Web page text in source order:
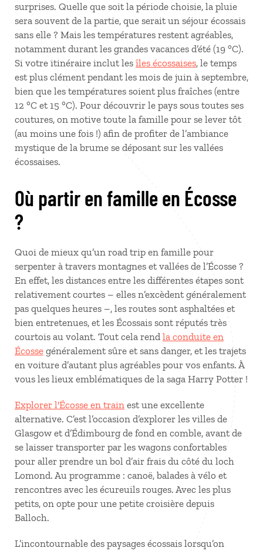
surprises. Quelle que soit la période choisie, la pluie
sera souvent de la partie, que serait un séjour écossais
sans elle ? Mais les températures restent agréables,
notamment durant les grandes vacances d’été (19 °C).
Si votre itinéraire inclut les îles écossaises, le temps
est plus clément pendant les mois de juin à septembre,
bien que les températures soient plus fraîches (entre
12 °C et 15 °C). Pour découvrir le pays sous toutes ses
coutures, on motive toute la famille pour se lever tôt
(au moins une fois !) afin de profiter de l’ambiance
mystique de la brume se déposant sur les vallées
écossaises.
Où partir en famille en Écosse
?
Quoi de mieux qu’un road trip en famille pour
serpenter à travers montagnes et vallées de l’Écosse ?
En effet, les distances entre les différentes étapes sont
relativement courtes – elles n’excèdent généralement
pas quelques heures –, les routes sont asphaltées et
bien entretenues, et les Écossais sont réputés très
courtois au volant. Tout cela rend la conduite en
Écosse généralement sûre et sans danger, et les trajets
en voiture d’autant plus agréables pour vos enfants. À
vous les lieux emblématiques de la saga Harry Potter !
Explorer l'Écosse en train est une excellente
alternative. C’est l’occasion d’explorer les villes de
Glasgow et d’Édimbourg de fond en comble, avant de
se laisser transporter par les wagons confortables
pour aller prendre un bol d’air frais du côté du loch
Lomond. Au programme : canoë, balades à vélo et
rencontres avec les écureuils rouges. Avec les plus
petits, on opte pour une petite croisière depuis
Balloch.
L’incontournable des paysages écossais lorsqu’on